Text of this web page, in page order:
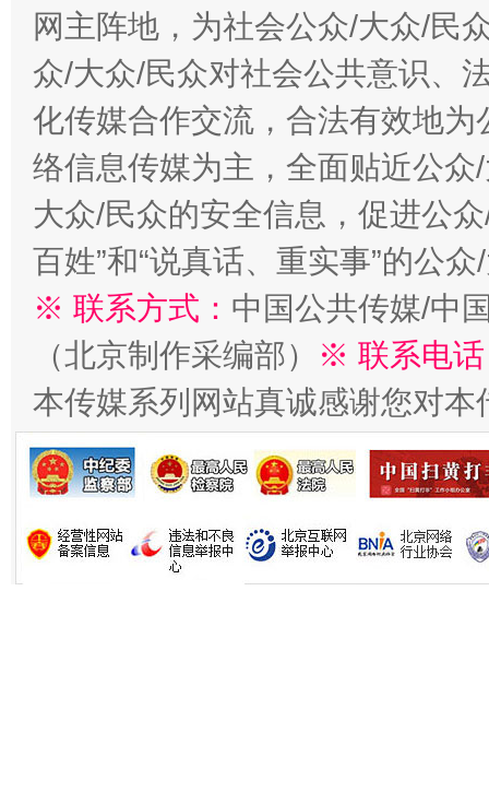
“刷贴”乱象丛生
生
揭批美国五大"原罪" "
网主阵地，为社会公众/大众/民
众/大众/民众对社会公共意识、
化传媒合作交流，合法有效地
络信息传媒为主，全面贴近公
大众/民众的安全信息，促进公
百姓”和“说真话、重实事”的公
※ 联系方式： 中国公共传媒/中
（北京制作采编部）
※ 联系电
本传媒系列网站真诚感谢您对